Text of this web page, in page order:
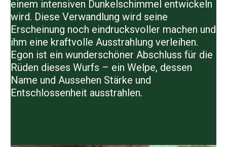
einem intensiven Dunkelschimmel entwickeln
wird. Diese Verwandlung wird seine
Erscheinung noch eindrucksvoller machen und
ihm eine kraftvolle Ausstrahlung verleihen.
Egon ist ein wunderschöner Abschluss für die
Rüden dieses Wurfs – ein Welpe, dessen
Name und Aussehen Stärke und
Entschlossenheit ausstrahlen.